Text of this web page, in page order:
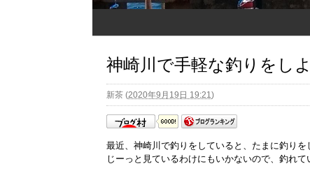
神崎川で手軽な釣りをし
新茶 (2020年9月19日 19:21)
最近、神崎川で釣りをしていると、たまに釣りを
じーっと見ているわけにもいかないので、釣れて